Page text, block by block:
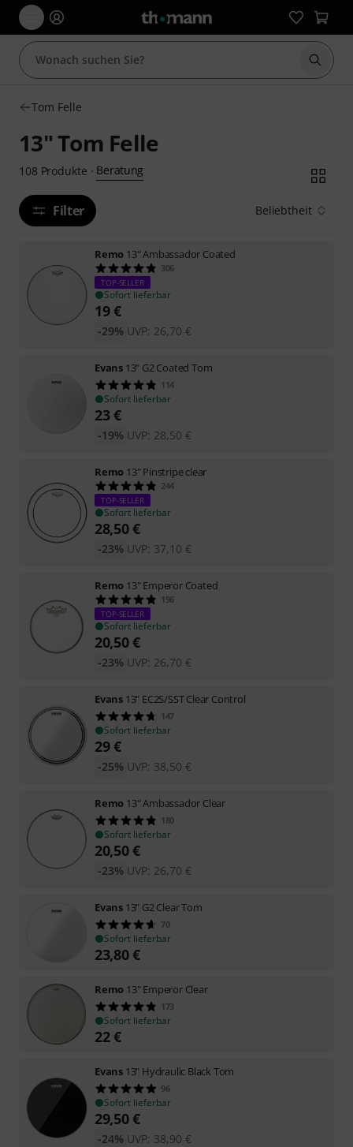
Suche
Tom Felle
13" Tom Felle
108 Produkte · Beratung
Filter Beliebtheit
Remo 13" Ambassador Coated
306
TOP-SELLER
Sofort lieferbar
19€
UVP: 26,70 €
-29%
Evans 13" G2 Coated Tom
114
Sofort lieferbar
23€
UVP: 28,50 €
-19%
Remo 13" Pinstripe clear
244
TOP-SELLER
Sofort lieferbar
28,50€
UVP: 37,10 €
-23%
Remo 13" Emperor Coated
196
TOP-SELLER
Sofort lieferbar
20,50€
UVP: 26,70 €
-23%
Evans 13" EC2S/SST Clear Control
147
Sofort lieferbar
29€
UVP: 38,50 €
-25%
Remo 13" Ambassador Clear
180
Sofort lieferbar
20,50€
UVP: 26,70 €
-23%
Evans 13" G2 Clear Tom
70
Sofort lieferbar
23,80€
Remo 13" Emperor Clear
173
Sofort lieferbar
22€
Evans 13" Hydraulic Black Tom
96
Sofort lieferbar
29,50€
UVP: 38,90 €
-24%